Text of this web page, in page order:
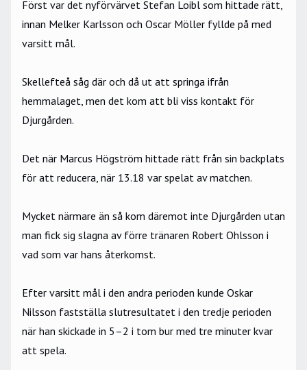
Först var det nyförvärvet Stefan Loibl som hittade rätt,
innan Melker Karlsson och Oscar Möller fyllde på med
varsitt mål.
Skellefteå såg där och då ut att springa ifrån
hemmalaget, men det kom att bli viss kontakt för
Djurgården.
Det när Marcus Högström hittade rätt från sin backplats
för att reducera, när 13.18 var spelat av matchen.
Mycket närmare än så kom däremot inte Djurgården utan
man fick sig slagna av förre tränaren Robert Ohlsson i
vad som var hans återkomst.
Efter varsitt mål i den andra perioden kunde Oskar
Nilsson fastställa slutresultatet i den tredje perioden
när han skickade in 5–2 i tom bur med tre minuter kvar
att spela.